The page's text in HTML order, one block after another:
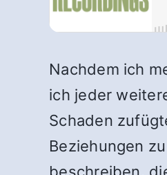
Nachdem ich
ich jeder
Schaden
Beziehungen